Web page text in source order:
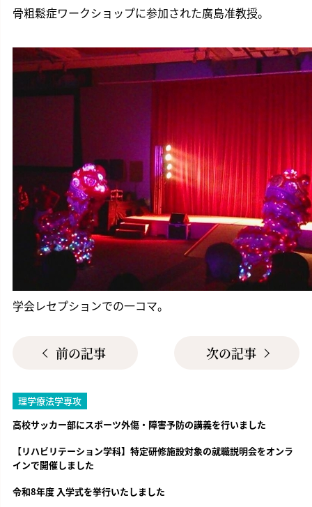
骨粗鬆症ワークショップに参加された廣島准教授。
学会レセプションでの一コマ。
前の記事 次の記事
理学療法学専攻
高校サッカー部にスポーツ外傷・障害予防の講義を行いました
【リハビリテーション学科】特定研修施設対象の就職説明会をオンラ
インで開催しました
令和8年度 入学式を挙行いたしました